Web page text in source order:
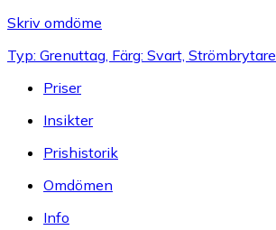
Skriv omdöme
Typ: Grenuttag, Färg: Svart, Strömbrytare
Priser
Insikter
Prishistorik
Omdömen
Info